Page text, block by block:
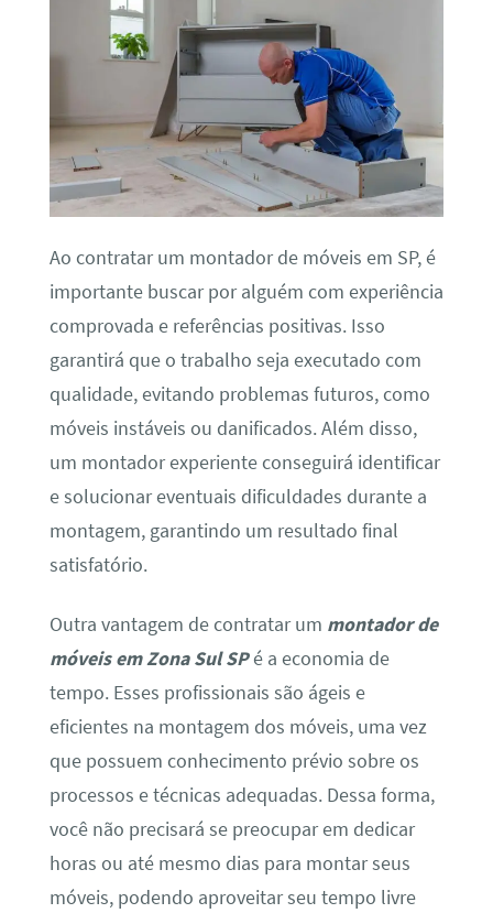
Ao contratar um montador de móveis em SP, é
importante buscar por alguém com experiência
comprovada e referências positivas. Isso
garantirá que o trabalho seja executado com
qualidade, evitando problemas futuros, como
móveis instáveis ou danificados. Além disso,
um montador experiente conseguirá identificar
e solucionar eventuais dificuldades durante a
montagem, garantindo um resultado final
satisfatório.
Outra vantagem de contratar um montador de
móveis em Zona Sul SPé a economia de
tempo. Esses profissionais são ágeis e
eficientes na montagem dos móveis, uma vez
que possuem conhecimento prévio sobre os
processos e técnicas adequadas. Dessa forma,
você não precisará se preocupar em dedicar
horas ou até mesmo dias para montar seus
móveis, podendo aproveitar seu tempo livre